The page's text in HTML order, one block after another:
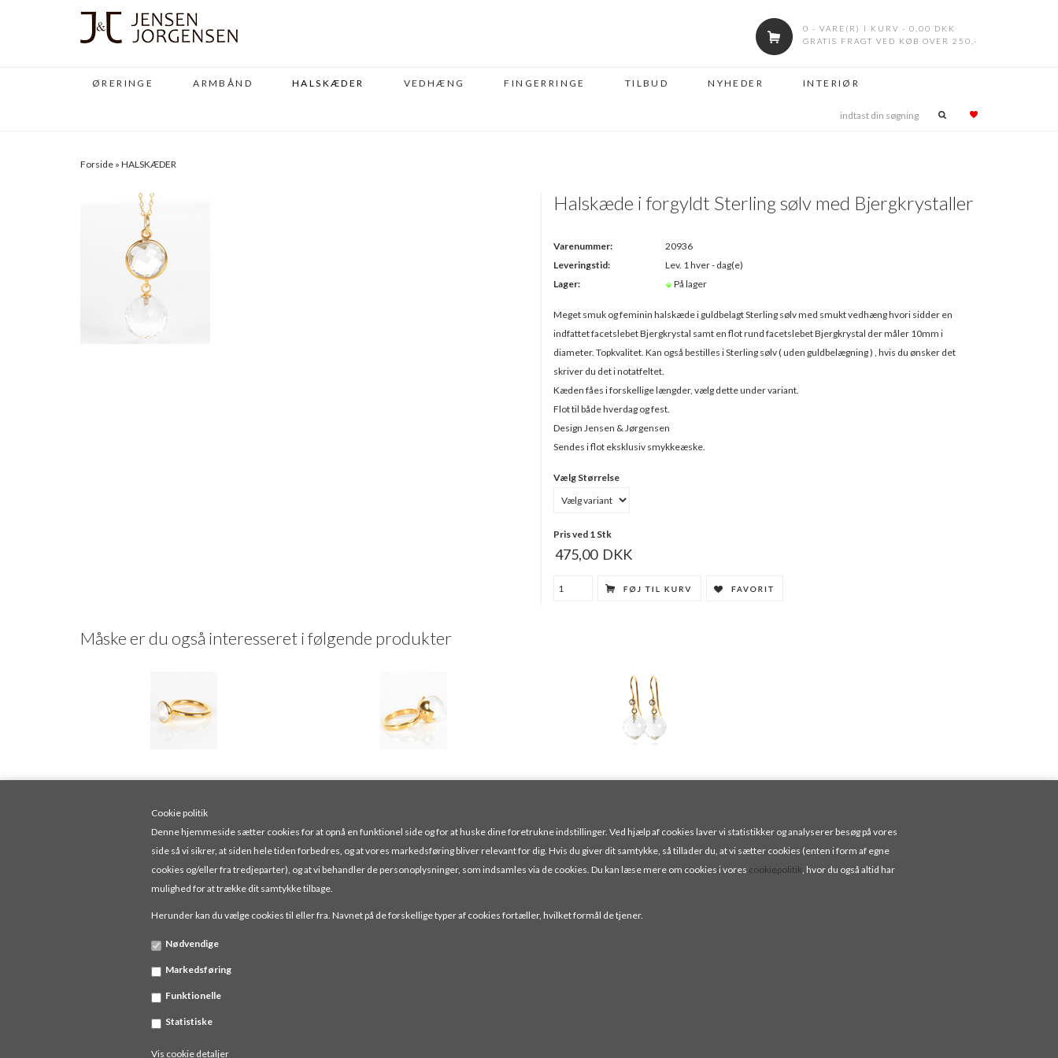
Cookie politik
Denne hjemmeside sætter cookies for at opnå en funktionel side og for at huske dine foretrukne indstillinger. Ved hjælp af cookies laver vi statistikker og analyserer besøg på vores
side så vi sikrer, at siden hele tiden forbedres, og at vores markedsføring bliver relevant for dig. Hvis du giver dit samtykke, så tillader du, at vi sætter cookies (enten i form af egne
cookies og/eller fra tredjeparter), og at vi behandler de personoplysninger, som indsamles via de cookies. Du kan læse mere om cookies i vores cookiepolitik, hvor du også altid har
mulighed for at trække dit samtykke tilbage.
Herunder kan du vælge cookies til eller fra. Navnet på de forskellige typer af cookies fortæller, hvilket formål de tjener.
Nødvendige
Markedsføring
Funktionelle
Statistiske
Vis cookie detaljer
0 - VARE(R) I KURV - 0,00 DKK
GRATIS FRAGT VED KØB OVER 250,-
ØRERINGE ARMBÅND HALSKÆDER VEDHÆNG FINGERRINGE TILBUD NYHEDER INTERIØR
Forside » HALSKÆDER
Halskæde i forgyldt Sterling sølv med Bjergkrystaller
Varenummer:
20936
Leveringstid:
Lev. 1 hver - dag(e)
Lager:
På lager
Meget smuk og feminin halskæde i guldbelagt Sterling sølv med smukt vedhæng hvori sidder en
indfattet facetslebet Bjergkrystal samt en flot rund facetslebet Bjergkrystal der måler 10mm i
diameter. Topkvalitet. Kan også bestilles i Sterling sølv ( uden guldbelægning ) , hvis du ønsker det
skriver du det i notatfeltet.
Kæden fåes i forskellige længder, vælg dette under variant.
Flot til både hverdag og fest.
Design Jensen & Jørgensen
Sendes i flot eksklusiv smykkeæske.
Vælg Størrelse
Pris ved 1 Stk
475,00DKK
Måske er du også interesseret i følgende produkter
375,00 DKK